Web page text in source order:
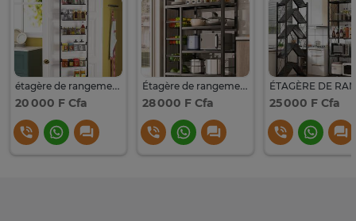
étagère de rangement porte multi-usage
20 000 F Cfa
Étagère de rangement GM
28 000 F Cfa 25 000 F Cfa